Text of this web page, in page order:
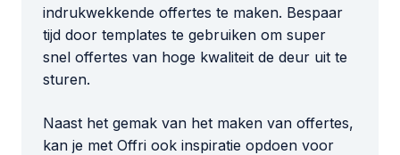
indrukwekkende offertes te maken. Bespaar
tijd door templates te gebruiken om super
snel offertes van hoge kwaliteit de deur uit te
sturen.
Naast het gemak van het maken van offertes,
kan je met Offri ook inspiratie opdoen voor